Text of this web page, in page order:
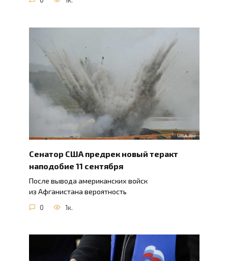
Сенатор США предрек новый теракт
наподобие 11 сентября
После вывода американских войск
из Афганистана вероятность
0 1к.